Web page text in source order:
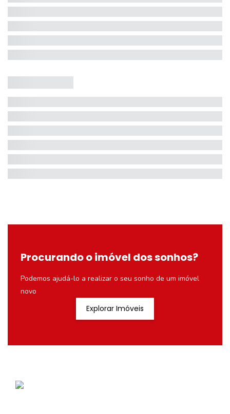
Procurando o imóvel dos sonhos?
Podemos ajudá-lo a realizar o seu sonho de um imóvel
novo
Explorar Imóveis